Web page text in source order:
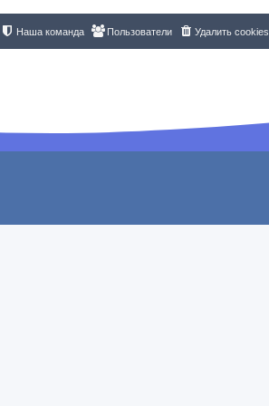
Удалить cookies
Пользователи
Наша команда